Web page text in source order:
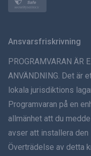
ภาษาไทย
Dansk
हिंदी
Ansvarsfriskrivning
PROGRAMVARAN ÄR
ANVÄNDNING. Det är
lokala jurisdiktions
Programvaran på en
allmänhet att du
avser att installera
Överträdelse av detta